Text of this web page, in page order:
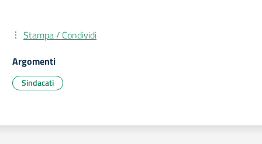
Stampa / Condividi
Argomenti
Sindacati